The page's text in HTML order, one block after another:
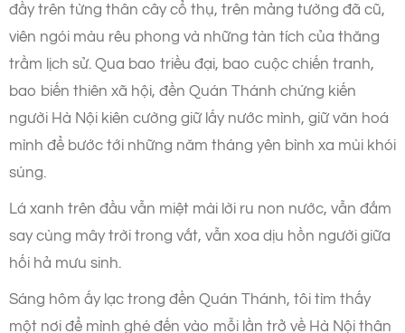
đầy trên từng thân cây cổ thụ, trên mảng tường đã cũ,
viên ngói màu rêu phong và những tàn tích của thăng
trầm lịch sử. Qua bao triều đại, bao cuộc chiến tranh,
bao biến thiên xã hội, đền Quán Thánh chứng kiến
người Hà Nội kiên cường giữ lấy nước mình, giữ văn hoá
mình để bước tới những năm tháng yên bình xa mùi khói
súng.
Lá xanh trên đầu vẫn miệt mài lời ru non nước, vẫn đắm
say cùng mây trời trong vắt, vẫn xoa dịu hồn người giữa
hối hả mưu sinh.
Sáng hôm ấy lạc trong đền Quán Thánh, tôi tìm thấy
một nơi để mình ghé đến vào mỗi lần trở về Hà Nội thân